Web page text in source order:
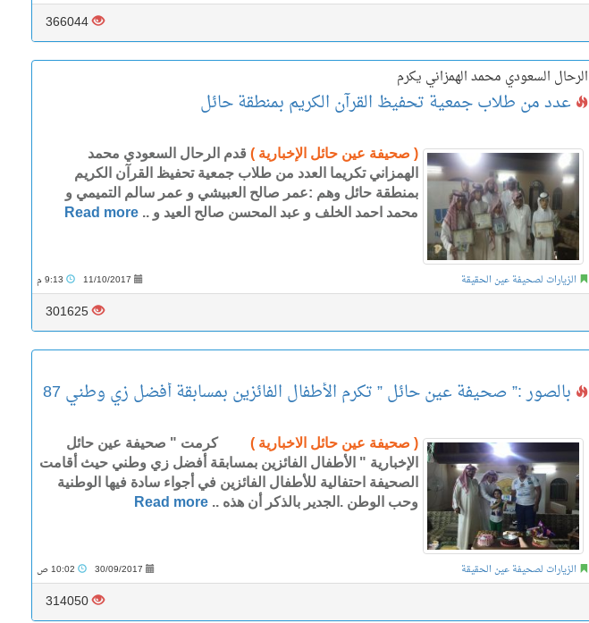
366044
الرحال السعودي محمد الهمزاني يكرم
عدد من طلاب جمعية تحفيظ القرآن الكريم بمنطقة حائل
( صحيفة عين حائل الإخبارية ) ‏قدم الرحال السعودي محمد
الهمزاني تكريما العدد من طلاب جمعية تحفيظ القرآن الكريم
بمنطقة حائل وهم :عمر صالح العبيشي و عمر سالم التميمي و
محمد احمد الخلف و عبد المحسن صالح العيد و .. Read more
الزيارات لصحيفة عين الحقيقة 11/10/2017
301625
بالصور :” صحيفة عين حائل ” تكرم الأطفال الفائزين بمسابقة أفضل زي وطني 87
( صحيفة عين حائل الاخبارية )
كرمت " صحيفة عين حائل
الإخبارية " الأطفال الفائزين بمسابقة أفضل زي وطني حيث أقامت
الصحيفة احتفالية للأطفال الفائزين في أجواء سادة فيها الوطنية
وحب الوطن .الجدير بالذكر أن هذه .. Read more
الزيارات لصحيفة عين الحقيقة 30/09/2017
314050